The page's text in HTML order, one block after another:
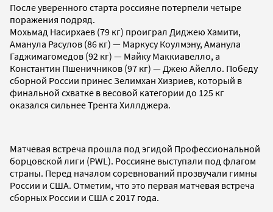
После уверенного старта россияне потерпели четыре
поражения подряд.
Мохьмад Насирхаев (79 кг) проиграл Диджею Хамити,
Аманула Расулов (86 кг) — Маркусу Коулмэну, Аманула
Гаджимагомедов (92 кг) — Майку Маккиавелло, а
Константин Пшеничников (97 кг) — Джею Айелло. Победу
сборной России принес Зелимхан Хизриев, который в
финальной схватке в весовой категории до 125 кг
оказался сильнее Трента Хиллджера.
Матчевая встреча прошла под эгидой Профессиональной
борцовской лиги (PWL). Россияне выступали под флагом
страны. Перед началом соревнований прозвучали гимны
России и США. Отметим, что это первая матчевая встреча
сборных России и США с 2017 года.